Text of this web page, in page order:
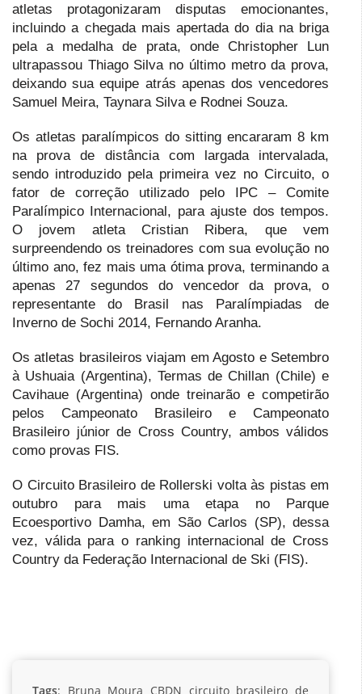
atletas protagonizaram disputas emocionantes,
incluindo a chegada mais apertada do dia na briga
pela a medalha de prata, onde Christopher Lun
ultrapassou Thiago Silva no último metro da prova,
deixando sua equipe atrás apenas dos vencedores
Samuel Meira, Taynara Silva e Rodnei Souza.
Os atletas paralímpicos do sitting encararam 8 km
na prova de distância com largada intervalada,
sendo introduzido pela primeira vez no Circuito, o
fator de correção utilizado pelo IPC – Comite
Paralímpico Internacional, para ajuste dos tempos.
O jovem atleta Cristian Ribera, que vem
surpreendendo os treinadores com sua evolução no
último ano, fez mais uma ótima prova, terminando a
apenas 27 segundos do vencedor da prova, o
representante do Brasil nas Paralímpiadas de
Inverno de Sochi 2014, Fernando Aranha.
Os atletas brasileiros viajam em Agosto e Setembro
à Ushuaia (Argentina), Termas de Chillan (Chile) e
Cavihaue (Argentina) onde treinarão e competirão
pelos Campeonato Brasileiro e Campeonato
Brasileiro júnior de Cross Country, ambos válidos
como provas FIS.
O Circuito Brasileiro de Rollerski volta às pistas em
outubro para mais uma etapa no Parque
Ecoesportivo Damha, em São Carlos (SP), dessa
vez, válida para o ranking internacional de Cross
Country da Federação Internacional de Ski (FIS).
Tags: Bruna Moura CBDN circuito brasileiro de